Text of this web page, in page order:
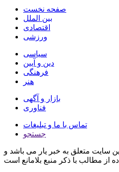
صفحه نخست
بین الملل
اقتصادی
ورزشی
سیاسی
دین و آیین
فرهنگی
هنر
بازار و آگهی
فناوری
تماس با ما و تبلیغات
جستجو
سایت متعلق به خبر یار می باشد و